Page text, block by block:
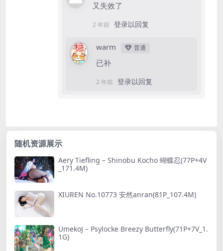
又失效了
2 年前 登录以回复
warm 普通
已补
2 年前 登录以回复
随机资源展示
Aery Tiefling – Shinobu Kocho 蝴蝶忍(77P+4V
_171.4M)
XIUREN No.10773 安然anran(81P_107.4M)
UmekoJ – Psylocke Breezy Butterfly(71P+7V_1.
1G)